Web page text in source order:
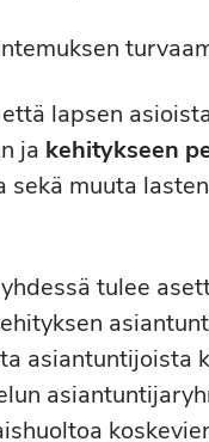
lapsen
ja kehitykseen
muuta
tulee
asiantuntijoista